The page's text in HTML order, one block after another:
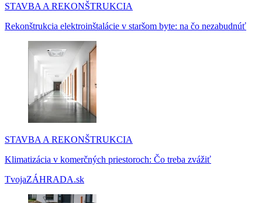
STAVBA A REKONŠTRUKCIA
Rekonštrukcia elektroinštalácie v staršom byte: na čo nezabudnúť
STAVBA A REKONŠTRUKCIA
Klimatizácia v komerčných priestoroch: Čo treba zvážiť
TvojaZÁHRADA.sk